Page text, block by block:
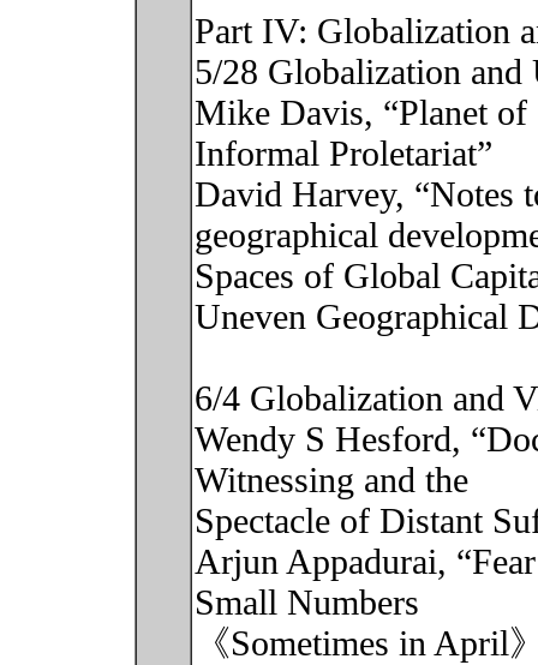
Part IV: Globalization
5/28 Globalization and
Mike Davis, “Planet
Informal Proletariat”
David Harvey, “Notes
geographical
Spaces of Global
Uneven Geographical
6/4 Globalization and
Wendy S Hesford,
Witnessing and the
Spectacle of Distant
Arjun Appadurai,
Small Numbers
《Sometimes in April